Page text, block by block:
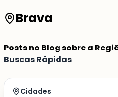
Brava
Posts no Blog sobre a
Buscas Rápidas
Cidades